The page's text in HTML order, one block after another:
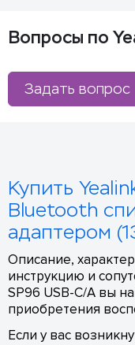
Вопросы по
Задать вопрос
Купить
Bluetooth
адаптером
Описание,
инструкцию и
SP96 USB-C/A вы
приобретения
Если у вас